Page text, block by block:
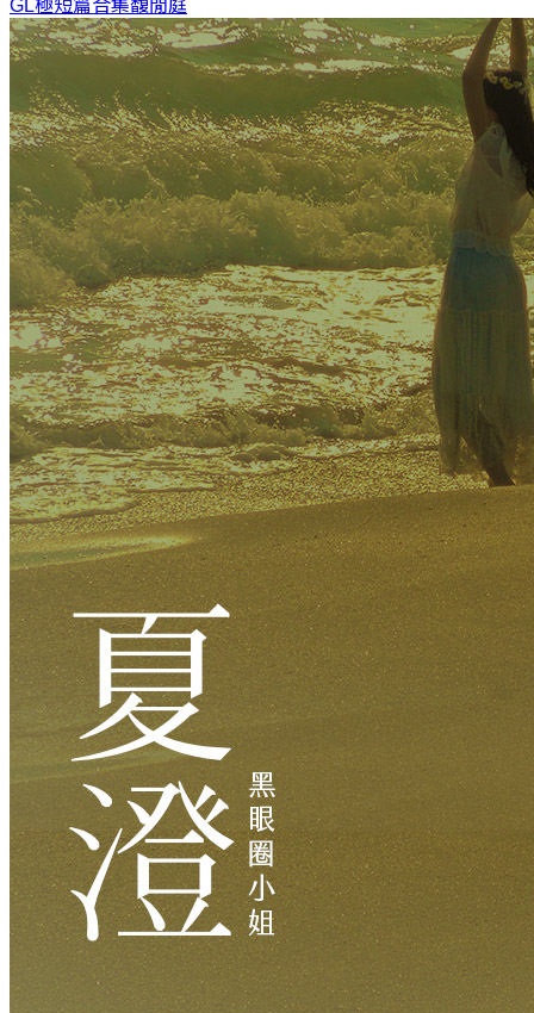
GL極短篇合集馥閒庭